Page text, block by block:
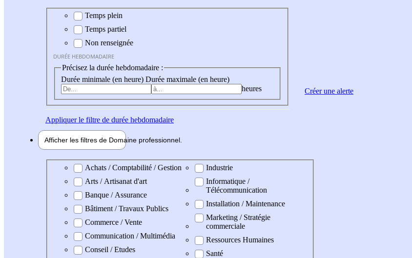
Durée hebdomadaire
Temps plein
Temps partiel
Non renseignée
DURÉE HEBDOMADAIRE
Précisez la durée hebdomadaire :
Durée minimale (en heure) Durée maximale (en heure)
heures
Appliquerle filtre de durée hebdomadaire
Afficher les filtres de Domaine professionnel
Domaine professionel
Achats / Comptabilité / Gestion
Arts / Artisanat d'art
Banque / Assurance
Bâtiment / Travaux Publics
Commerce / Vente
Communication / Multimédia
Conseil / Etudes
Industrie
Informatique /
Télécommunication
Installation / Maintenance
Marketing / Stratégie
commerciale
Ressources Humaines
Santé
Créer une alerte